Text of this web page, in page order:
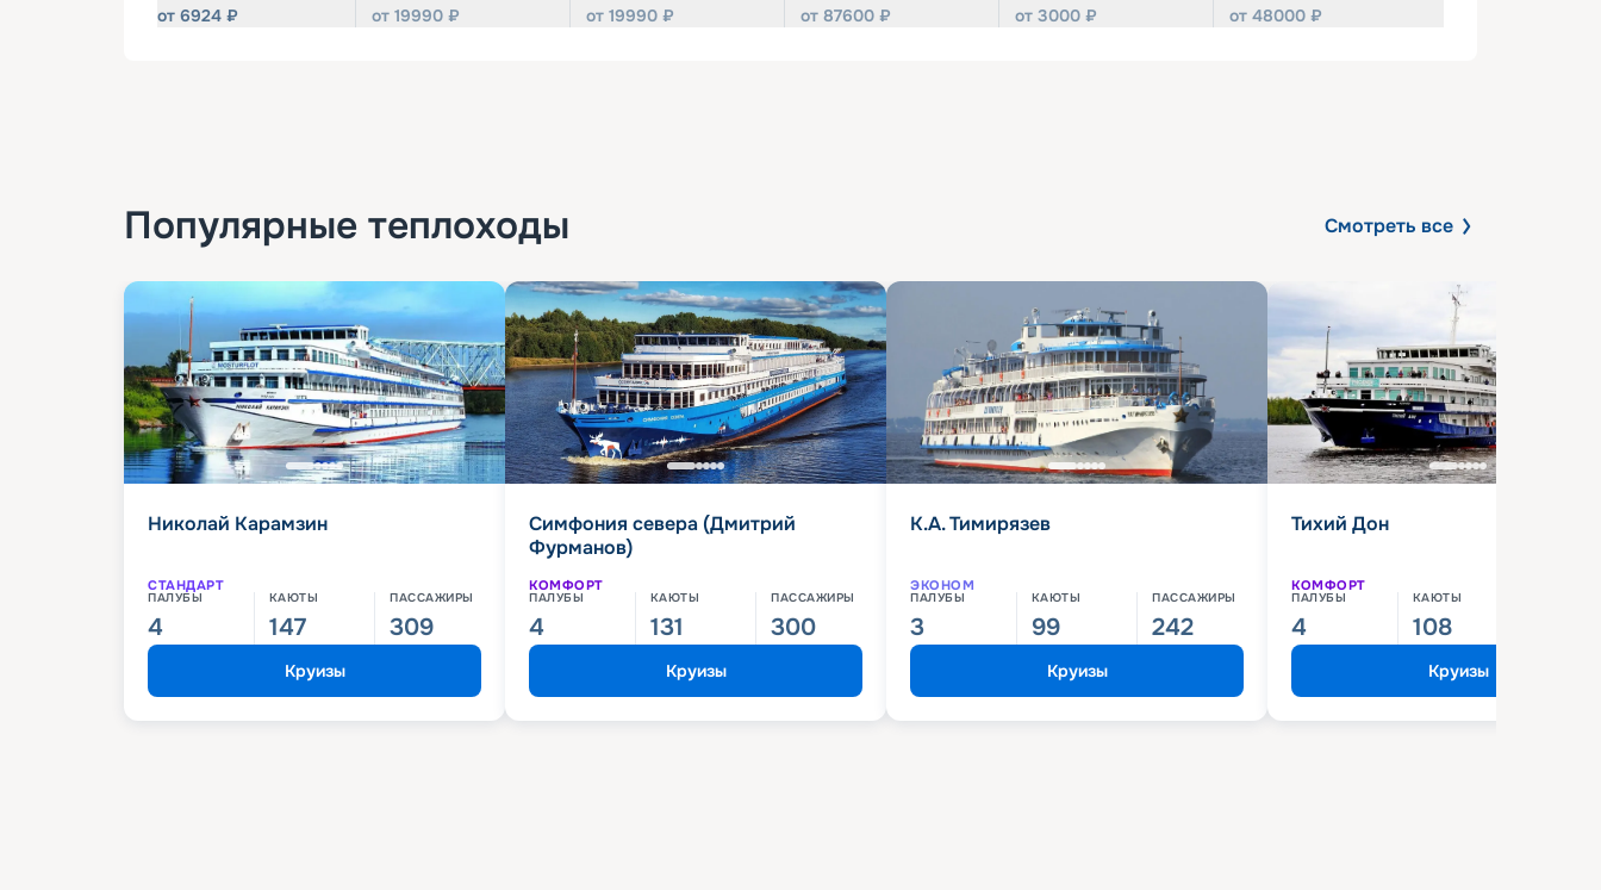
от 6924 ₽ от 19990 ₽ от 19990 ₽ от 87600 ₽ от 3000 ₽ от 48000 ₽
Популярные теплоходы Смотреть все
Николай Карамзин
СТАНДАРТ
ПАЛУБЫ
4
КАЮТЫ
147
ПАССАЖИРЫ
309
Круизы
Симфония севера (Дмитрий
Фурманов)
КОМФОРТ
ПАЛУБЫ
4
КАЮТЫ
131
ПАССАЖИРЫ
300
Круизы
К.А. Тимирязев
ЭКОНОМ
ПАЛУБЫ
3
КАЮТЫ
99
ПАССАЖИРЫ
242
Круизы
Тихий Дон
КОМФОРТ
ПАЛУБЫ
4
КАЮТЫ
108
Круизы